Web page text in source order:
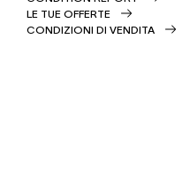
LE TUE OFFERTE
CONDIZIONI DI VENDITA